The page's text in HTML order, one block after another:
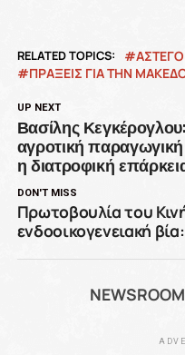
RELATED TOPICS:
ΠΡΆΞΕΙΣ ΓΙΑ ΤΗΝ
UP NEXT
Βασίλης
αγροτική
η διατροφική
DON'T MISS
Πρωτοβουλία του
ενδοοικογενειακή
NEWSROOM